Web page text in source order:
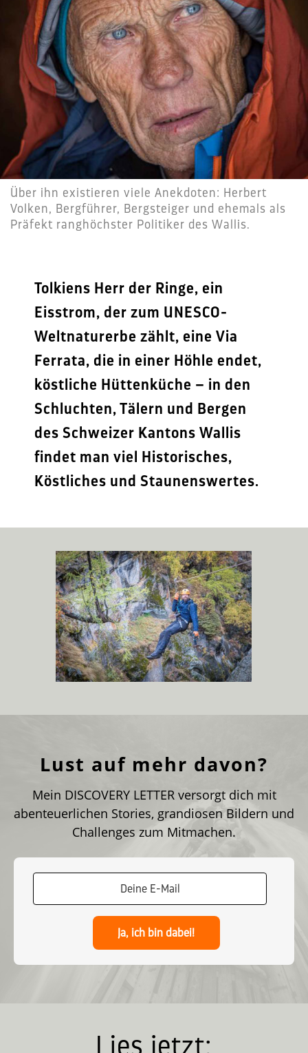
Über ihn existieren viele Anekdoten: Herbert
Volken, Bergführer, Bergsteiger und ehemals als
Präfekt ranghöchster Politiker des Wallis.
Tolkiens Herr der Ringe, ein
Eisstrom, der zum UNESCO-
Weltnaturerbe zählt, eine Via
Ferrata, die in einer Höhle endet,
köstliche Hüttenküche – in den
Schluchten, Tälern und Bergen
des Schweizer Kantons Wallis
findet man viel Historisches,
Köstliches und Staunenswertes.
Lust auf mehr davon?
Mein DISCOVERY LETTER versorgt dich mit
abenteuerlichen Stories, grandiosen Bildern und
Challenges zum Mitmachen.
Ja, ich bin dabei!
Lies jetzt: